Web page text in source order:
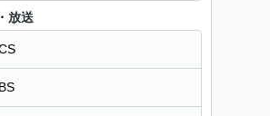
放送
BS